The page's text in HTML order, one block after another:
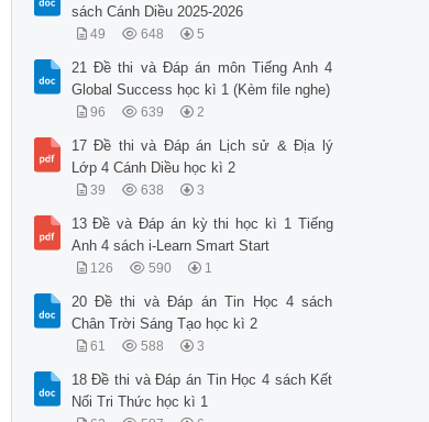
sách Cánh Diều 2025-2026
49 648 5
21 Đề thi và Đáp án môn Tiếng Anh 4
Global Success học kì 1 (Kèm file nghe)
96 639 2
17 Đề thi và Đáp án Lịch sử & Địa lý
Lớp 4 Cánh Diều học kì 2
39 638 3
13 Đề và Đáp án kỳ thi học kì 1 Tiếng
Anh 4 sách i-Learn Smart Start
126 590 1
20 Đề thi và Đáp án Tin Học 4 sách
Chân Trời Sáng Tạo học kì 2
61 588 3
18 Đề thi và Đáp án Tin Học 4 sách Kết
Nối Tri Thức học kì 1